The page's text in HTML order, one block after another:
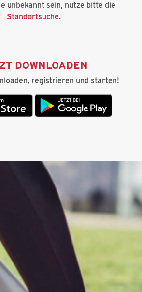
unbekannt sein, nutze bitte die
Standortsuche.
DOWNLOADEN
registrieren und starten!